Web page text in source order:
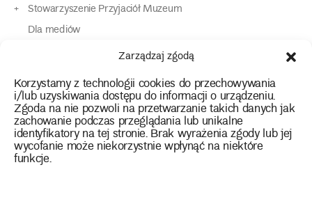
Zarządzaj zgodą
Korzystamy z technologii cookies do przechowywania
i/lub uzyskiwania dostępu do informacji o urządzeniu.
Zgoda na nie pozwoli na przetwarzanie takich danych jak
zachowanie podczas przeglądania lub unikalne
identyfikatory na tej stronie. Brak wyrażenia zgody lub jej
wycofanie może niekorzystnie wpłynąć na niektóre
funkcje.
Stowarzyszenie Przyjaciół Muzeum
Dla mediów
Dla osób o specjalnych potrzebach
Kontakt
instagram
twitterfacebookyoutube
tiktok
Polityka prywatności